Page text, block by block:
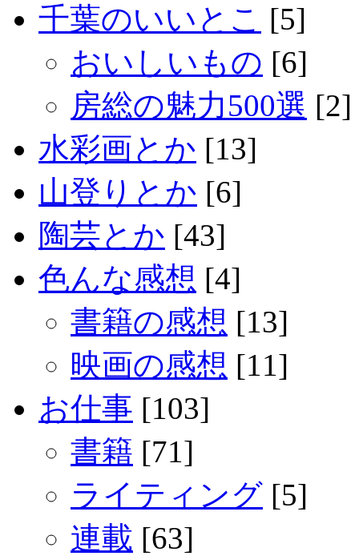
千葉のいいとこ [5]
おいしいもの [6]
房総の魅力500選 [2]
水彩画とか [13]
山登りとか [6]
陶芸とか [43]
色んな感想 [4]
書籍の感想 [13]
映画の感想 [11]
お仕事 [103]
書籍 [71]
ライティング [5]
連載 [63]